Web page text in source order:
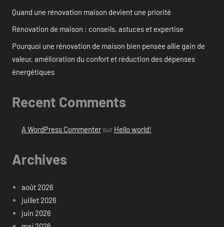
Quand une rénovation maison devient une priorité
Rénovation de maison : conseils, astuces et expertise
Pourquoi une rénovation de maison bien pensée allie gain de
valeur, amélioration du confort et réduction des dépenses
énergétiques
Recent Comments
A WordPress Commentersur Hello world!
Archives
août 2026
juillet 2026
juin 2026